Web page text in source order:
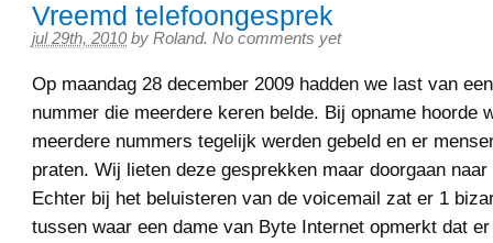
Vreemd telefoongesprek
jul 29th, 2010 by Roland. No comments yet
Op maandag 28 december 2009 hadden we last van
nummer die meerdere keren belde. Bij opname hoorde
meerdere nummers tegelijk werden gebeld en er
praten. Wij lieten deze gesprekken maar doorgaan
Echter bij het beluisteren van de voicemail zat er 1
tussen waar een dame van Byte Internet opmerkt dat